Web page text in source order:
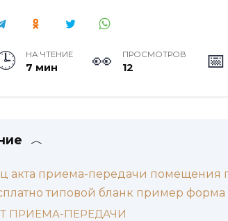
НА ЧТЕНИЕ
7 мин
ПРОСМОТРОВ
12
акта приема-передачи помещения
типовой бланк пример форма
ПРИЕМА-ПЕРЕДАЧИ